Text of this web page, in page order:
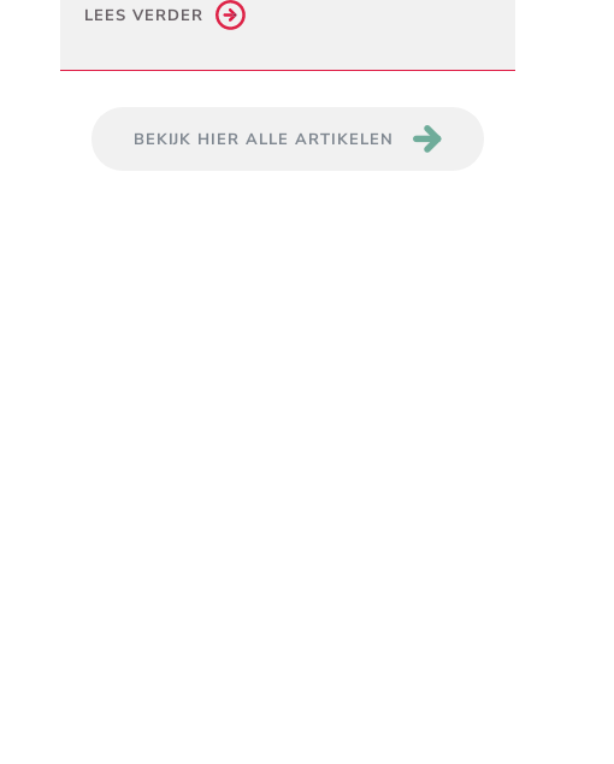
LEES VERDER
BEKIJK HIER ALLE ARTIKELEN